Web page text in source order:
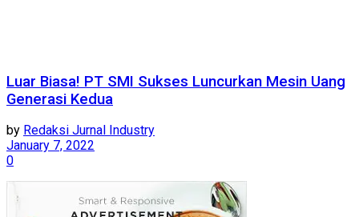
Luar Biasa! PT SMI Sukses Luncurkan Mesin Uang
Generasi Kedua
by Redaksi Jurnal Industry
January 7, 2022
0